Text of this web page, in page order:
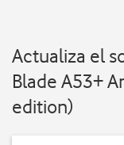
Actualiza el
Blade A53+
edition)